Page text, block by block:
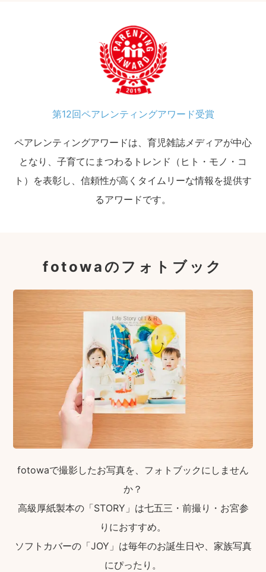
第12回ペアレンティングアワード受賞
ペアレンティングアワードは、育児雑誌メディアが中心
となり、子育てにまつわるトレンド（ヒト・モノ・コ
ト）を表彰し、信頼性が高くタイムリーな情報を提供す
るアワードです。
fotowaのフォトブック
fotowaで撮影したお写真を、フォトブックにしません
か？
高級厚紙製本の「STORY」は七五三・前撮り・お宮参
りにおすすめ。
ソフトカバーの「JOY」は毎年のお誕生日や、家族写真
にぴったり。